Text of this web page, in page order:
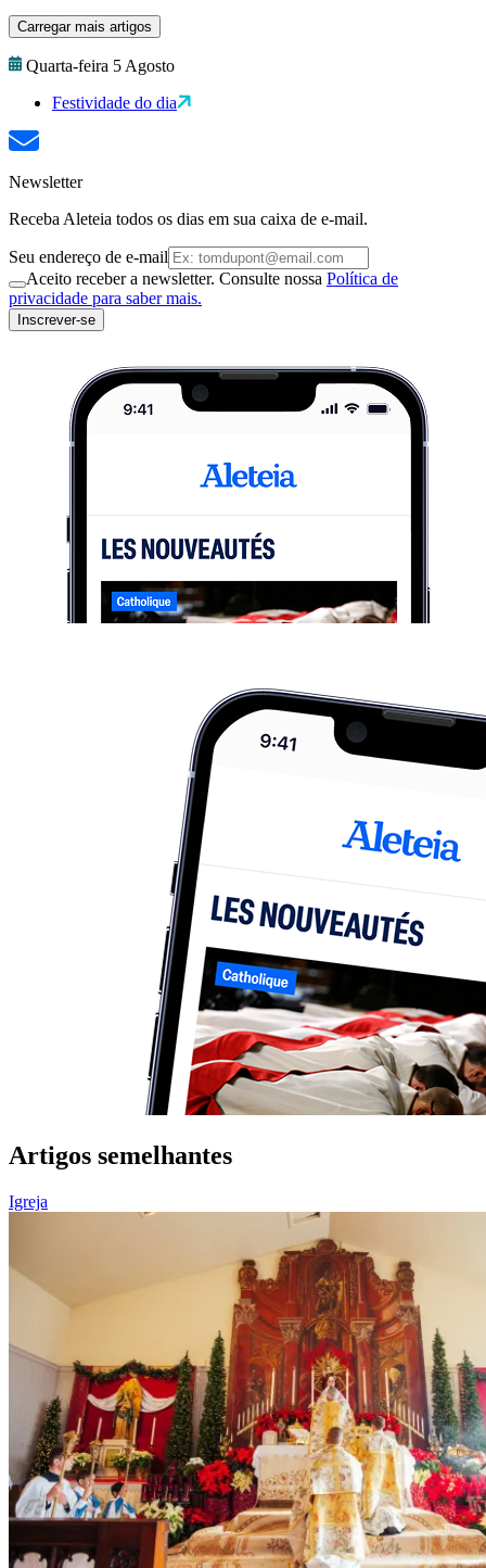
Carregar mais artigos
Quarta-feira 5 Agosto
Festividade do dia
Newsletter
Receba Aleteia todos os dias em sua caixa de e-mail.
Seu endereço de e-mail
Aceito receber a newsletter. Consulte nossa Política de
privacidade para saber mais.
Inscrever-se
Artigos semelhantes
Igreja